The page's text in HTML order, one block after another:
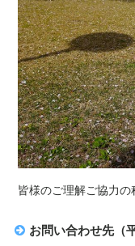
皆様のご理解ご協力の
お問い合わせ先（